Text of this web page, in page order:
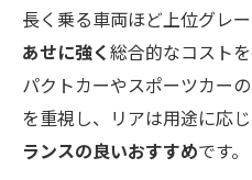
長く乗る車両ほど上位グレ
あせに強く総合的なコスト
パクトカーやスポーツカー
を重視し、リアは用途に応
ランスの良いおすすめです。